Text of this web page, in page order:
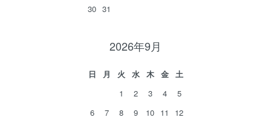
30 31
2026年9月
日 月 火 水 木 金
土
1
2 3 4
5
6
7 8 9 10 11
12